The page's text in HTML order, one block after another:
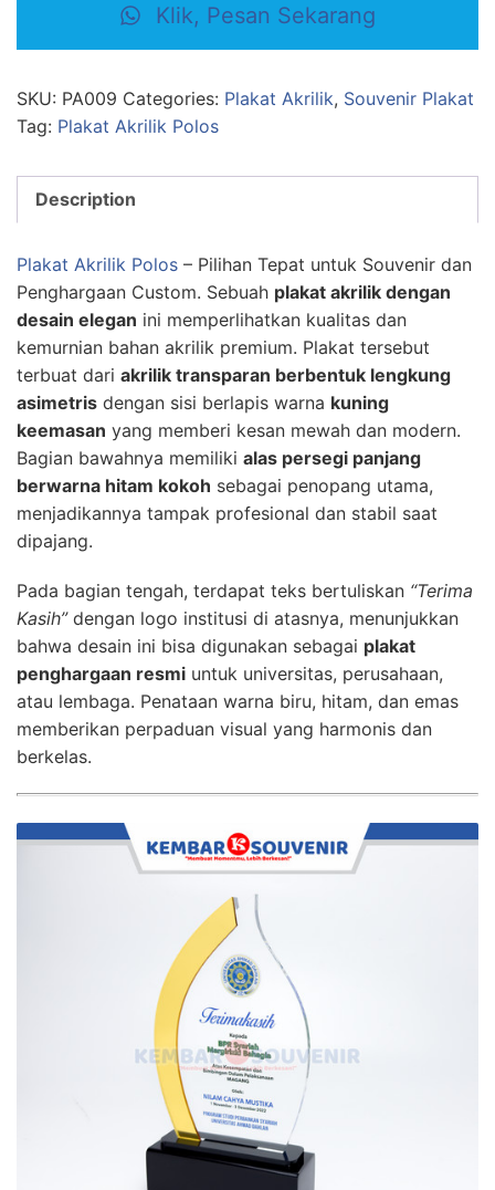
Klik, Pesan Sekarang
SKU: PA009 Categories: Plakat Akrilik, Souvenir Plakat
Tag: Plakat Akrilik Polos
Description
Plakat Akrilik Polos – Pilihan Tepat untuk Souvenir dan
Penghargaan Custom. Sebuah plakat akrilik dengan
desain elegan ini memperlihatkan kualitas dan
kemurnian bahan akrilik premium. Plakat tersebut
terbuat dari akrilik transparan berbentuk lengkung
asimetris dengan sisi berlapis warna kuning
keemasan yang memberi kesan mewah dan modern.
Bagian bawahnya memiliki alas persegi panjang
berwarna hitam kokoh sebagai penopang utama,
menjadikannya tampak profesional dan stabil saat
dipajang.
Pada bagian tengah, terdapat teks bertuliskan “Terima
Kasih”dengan logo institusi di atasnya, menunjukkan
bahwa desain ini bisa digunakan sebagai plakat
penghargaan resmi untuk universitas, perusahaan,
atau lembaga. Penataan warna biru, hitam, dan emas
memberikan perpaduan visual yang harmonis dan
berkelas.